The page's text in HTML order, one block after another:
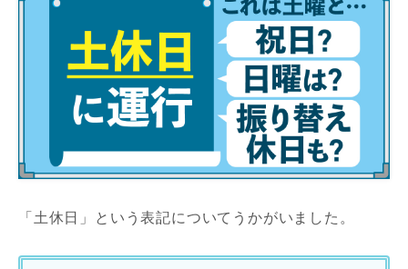
「土休日」という表記についてうかがいました。